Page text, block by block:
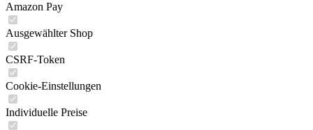
Amazon Pay
Ausgewählter Shop
CSRF-Token
Cookie-Einstellungen
Individuelle Preise